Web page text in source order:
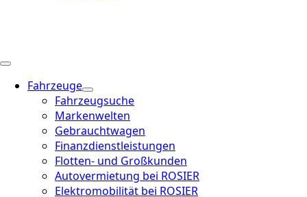
Fahrzeuge
Fahrzeugsuche
Markenwelten
Gebrauchtwagen
Finanzdienstleistungen
Flotten- und Großkunden
Autovermietung bei ROSIER
Elektromobilität bei ROSIER